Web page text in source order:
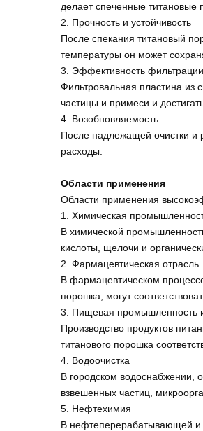
делает спеченные
2. Прочность и устойчивость
После спекания титановый
температуры он может
3. Эффективность фильтрации
Фильтровальная пластина из
частицы и примеси и
4. Возобновляемость
После надлежащей очистки и
расходы.
Области применения
Области применения
1. Химическая
В химической
кислоты, щелочи и
2. Фармацевтическая отрасль
В фармацевтическом
порошка, могут
3. Пищевая промышленность
Производство продуктов
титанового порошка
4. Водоочистка
В городском водоснабжении,
взвешенных частиц,
5. Нефтехимия
В нефтеперерабатывающей и